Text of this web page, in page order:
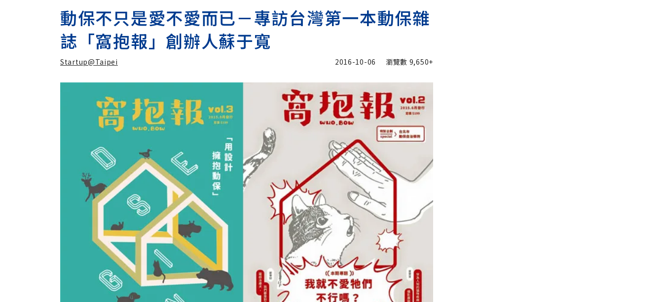
動保不只是愛不愛而已－專訪台灣第一本動保雜
誌「窩抱報」創辦人蘇于寬
Startup@Taipei 2016-10-06 瀏覽數 9,650+